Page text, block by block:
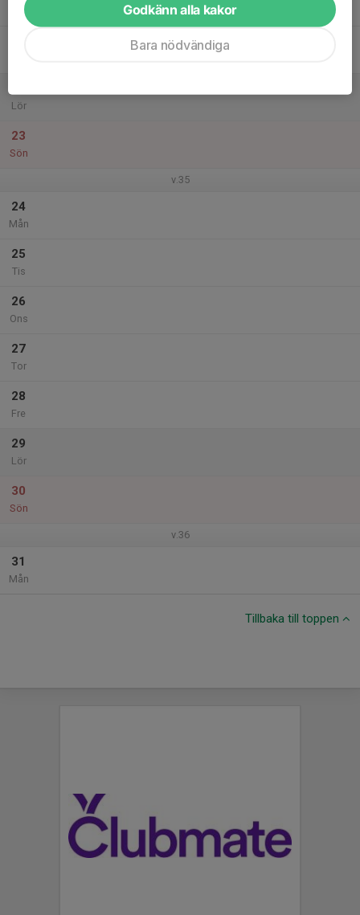
Tor
Lör
23
Sön
v.35
24
Mån
25
Tis
26
Ons
27
Tor
28
Fre
29
Lör
30
Sön
v.36
31
Mån
Tillbaka till toppen
Godkänn alla kakor
Bara nödvändiga